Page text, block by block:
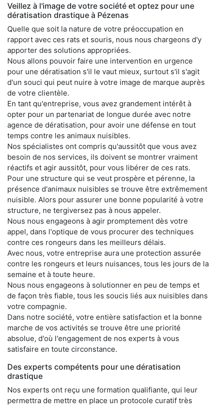
Veillez à l'image de votre société et optez pour une
dératisation drastique à Pézenas
Quelle que soit la nature de votre préoccupation en
rapport avec ces rats et souris, nous nous chargeons d'y
apporter des solutions appropriées.
Nous allons pouvoir faire une intervention en urgence
pour une dératisation s'il le vaut mieux, surtout s'il s'agit
d'un souci qui peut nuire à votre image de marque auprès
de votre clientèle.
En tant qu'entreprise, vous avez grandement intérêt à
opter pour un partenariat de longue durée avec notre
agence de dératisation, pour avoir une défense en tout
temps contre les animaux nuisibles.
Nos spécialistes ont compris qu'aussitôt que vous avez
besoin de nos services, ils doivent se montrer vraiment
réactifs et agir aussitôt, pour vous libérer de ces rats.
Pour une structure qui se veut prospère et pérenne, la
présence d'animaux nuisibles se trouve être extrêmement
nuisible. Alors pour assurer une bonne popularité à votre
structure, ne tergiversez pas à nous appeler.
Nous nous engageons à agir promptement dès votre
appel, dans l'optique de vous procurer des techniques
contre ces rongeurs dans les meilleurs délais.
Avec nous, votre entreprise aura une protection assurée
contre les rongeurs et leurs nuisances, tous les jours de la
semaine et à toute heure.
Nous nous engageons à solutionner en peu de temps et
de façon très fiable, tous les soucis liés aux nuisibles dans
votre compagnie.
Dans notre société, votre entière satisfaction et la bonne
marche de vos activités se trouve être une priorité
absolue, d'où l'engagement de nos experts à vous
satisfaire en toute circonstance.
Des experts compétents pour une dératisation
drastique
Nos experts ont reçu une formation qualifiante, qui leur
permettra de mettre en place un protocole curatif très